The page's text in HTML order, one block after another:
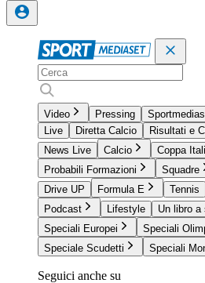
Video Pressing
Live
Diretta Calcio
Risultati e
News Live
Calcio Coppa
Probabili Formazioni
Squadre
Drive UP
Formula E Tennis
Podcast
Lifestyle
Un libro a
Speciali Europei
Speciali
Speciale Scudetti
Speciali
Seguici anche su